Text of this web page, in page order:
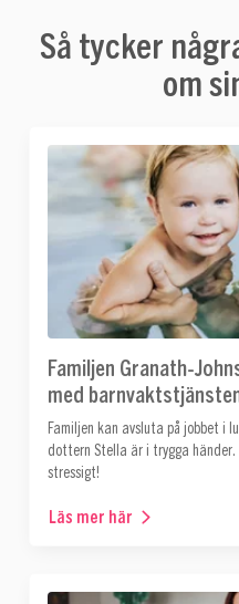
Så tycker
om
Familjen Granath-
med
Familjen kan avsluta på jobbet i
dottern Stella är i trygga
stressigt!
Läs mer här